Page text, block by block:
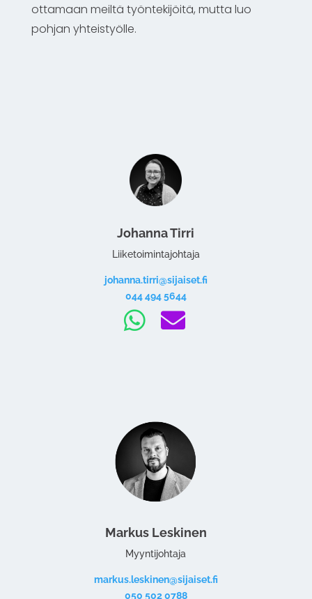
ottamaan meiltä työntekijöitä, mutta luo
pohjan yhteistyölle.
Johanna Tirri
Liiketoimintajohtaja
johanna.tirri@sijaiset.fi
044 494 5644
 
Markus Leskinen
Myyntijohtaja
markus.leskinen@sijaiset.fi
050 502 0788